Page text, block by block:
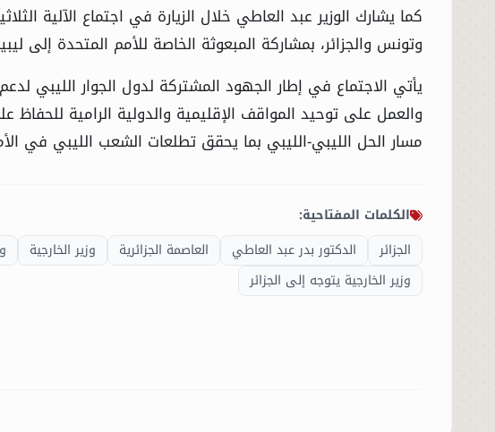
كما يشارك الوزير عبد العاطي خلال الزيارة في اجتماع الآلية
وتونس والجزائر، بمشاركة المبعوثة الخاصة للأمم المتحدة إلى
يأتي الاجتماع في إطار الجهود المشتركة لدول الجوار الليبي
والعمل على توحيد المواقف الإقليمية والدولية الرامية
مسار الحل الليبي-الليبي بما يحقق تطلعات الشعب الليبي في
الكلمات المفتاحية:
الجزائر
الدكتور بدر عبد العاطي العاصمة الجزائرية وزير الخارجية
وزير الخارجية يتوجه إلى الجزائر